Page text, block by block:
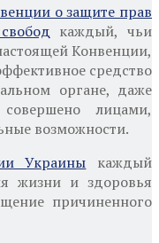
о защите прав
каждый, чьи
Конвенции,
средство
органе, даже
лицами,
возможности.
Украины каждый
жизни и здоровья
причиненного